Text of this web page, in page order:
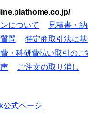
について
見積書・
問
特定商取引法に
・科研費払い取引のご
ご注文の取り消し
公式ページ